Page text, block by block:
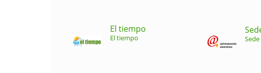
El tiempo
El tiempo